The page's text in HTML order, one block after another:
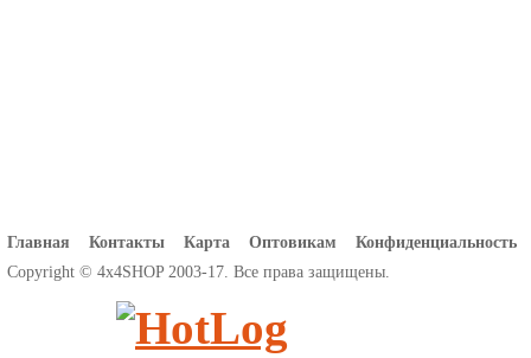
Главная Контакты Карта Оптовикам
Конфиденциальность
Copyright © 4x4SHOP 2003-17. Все права защищены.